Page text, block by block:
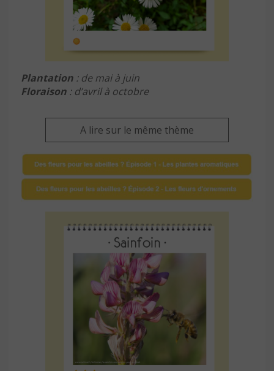
Plantation : de mai à juin
Floraison : d’avril à octobre
A lire sur le même thème